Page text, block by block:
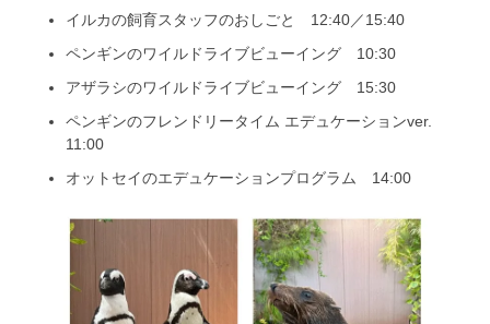
イルカの飼育スタッフのおしごと 12:40／15:40
ペンギンのワイルドライブビューイング 10:30
アザラシのワイルドライブビューイング 15:30
ペンギンのフレンドリータイム エデュケーションver.
11:00
オットセイのエデュケーションプログラム 14:00